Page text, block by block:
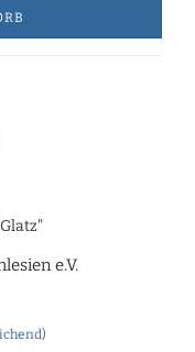
e.V.